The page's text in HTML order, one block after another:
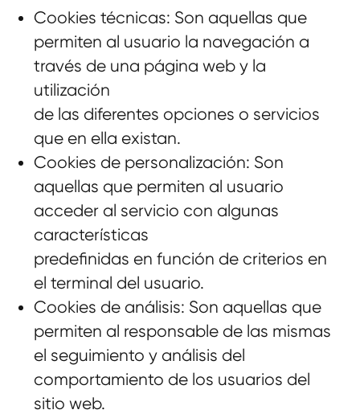
Cookies técnicas: Son aquellas que
permiten al usuario la navegación a
través de una página web y la
utilización
de las diferentes opciones o servicios
que en ella existan.
Cookies de personalización: Son
aquellas que permiten al usuario
acceder al servicio con algunas
características
predefinidas en función de criterios en
el terminal del usuario.
Cookies de análisis: Son aquellas que
permiten al responsable de las mismas
el seguimiento y análisis del
comportamiento de los usuarios del
sitio web.